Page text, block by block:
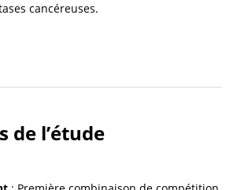
cancéreuses.
de l’étude